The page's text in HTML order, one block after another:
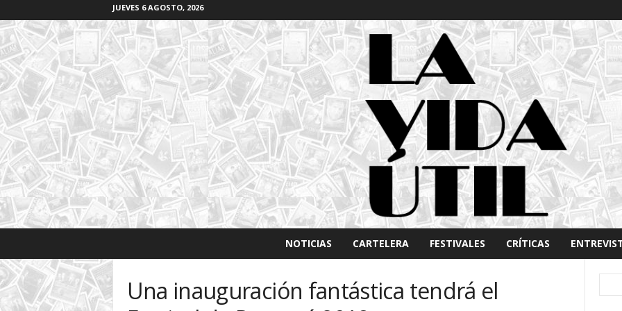
JUEVES 6 AGOSTO, 2026
ÚTIL
NOTICIAS CARTELERA FESTIVALES CRÍTICAS
Una inauguración fantástica tendrá el